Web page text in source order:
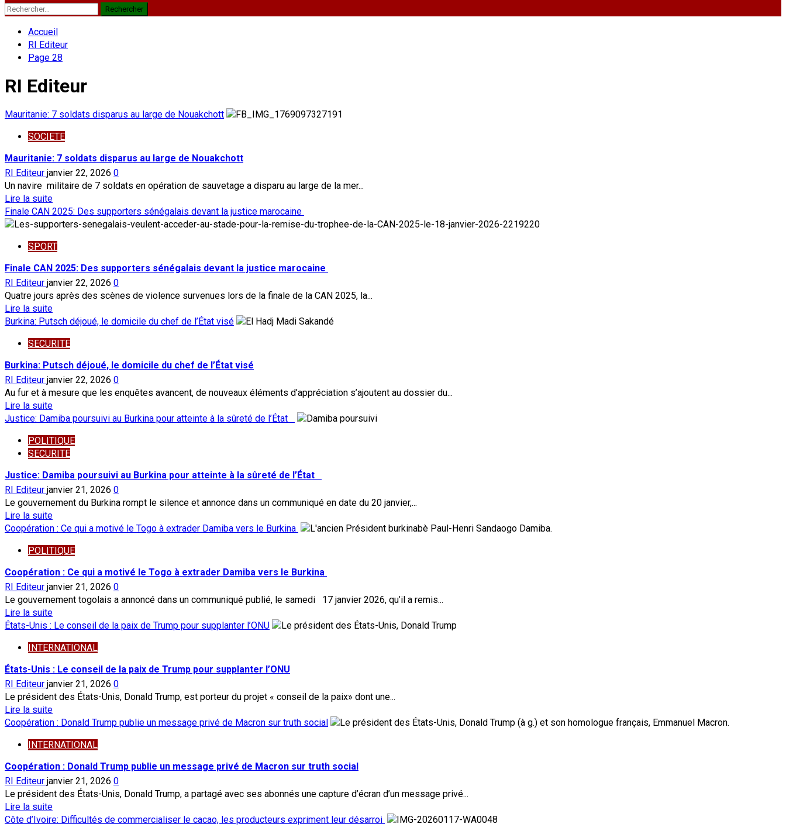
Rechercher :
Accueil
RI Editeur
Page 28
RI Editeur
Mauritanie: 7 soldats disparus au large de Nouakchott
SOCIETE
Mauritanie: 7 soldats disparus au large de Nouakchott
RI Editeur janvier 22, 2026 0
Un navire militaire de 7 soldats en opération de sauvetage a disparu au large de la mer...
Lire la suiteEn
savoir
plus
Mauritanie:
7
soldats
disparus
au
large
de
Nouakchott
Finale CAN 2025: Des supporters sénégalais devant la justice marocaine
SPORT
Finale CAN 2025: Des supporters sénégalais devant la justice marocaine
RI Editeur janvier 22, 2026 0
Quatre jours après des scènes de violence survenues lors de la finale de la CAN 2025, la...
Lire la suiteEn
savoir
sur
Finale
CAN
2025:
Des
supporters
sénégalais
devant
la
justice
marocaine
Burkina: Putsch déjoué, le domicile du chef de l’État visé
SECURITE
Burkina: Putsch déjoué, le domicile du chef de l’État visé
RI Editeur janvier 22, 2026 0
Au fur et à mesure que les enquêtes avancent, de nouveaux éléments d’appréciation s’ajoutent au dossier du...
Lire la suiteEn
savoir
sur
Burkina:
Putsch
déjoué,
le
domicile
du
chef
de
l’État
visé
Justice: Damiba poursuivi au Burkina pour atteinte à la sûreté de l’État
POLITIQUE
SECURITE
Justice: Damiba poursuivi au Burkina pour atteinte à la sûreté de l’État
RI Editeur janvier 21, 2026 0
Le gouvernement du Burkina rompt le silence et annonce dans un communiqué en date du 20 janvier,...
Lire la suiteEn
savoir
sur
Justice:
Damiba
poursuivi
au
Burkina
pour
atteinte
à
la
sûreté
de
l’État
Coopération : Ce qui a motivé le Togo à extrader Damiba vers le Burkina
POLITIQUE
Coopération : Ce qui a motivé le Togo à extrader Damiba vers le Burkina
RI Editeur janvier 21, 2026 0
Le gouvernement togolais a annoncé dans un communiqué publié, le samedi 17 janvier 2026, qu’il a remis...
Lire la suiteEn
savoir
sur
Coopération
:
Ce
qui
a
motivé
le
Togo
à
extrader
Damiba
vers
le
États-Unis : Le conseil de la paix de Trump pour supplanter l’ONU
INTERNATIONAL
États-Unis : Le conseil de la paix de Trump pour supplanter l’ONU
RI Editeur janvier 21, 2026 0
Le président des États-Unis, Donald Trump, est porteur du projet « conseil de la paix» dont une...
Lire la suiteEn
savoir
sur
États-
Unis
:
Le
conseil
de
Coopération : Donald Trump publie un message privé de Macron sur truth social
INTERNATIONAL
Coopération : Donald Trump publie un message privé de Macron sur truth social
RI Editeur janvier 21, 2026 0
Le président des États-Unis, Donald Trump, a partagé avec ses abonnés une capture d’écran d’un message privé...
Lire la suiteEn
savoir
Côte d’Ivoire: Difficultés de commercialiser le cacao, les producteurs expriment leur désarroi